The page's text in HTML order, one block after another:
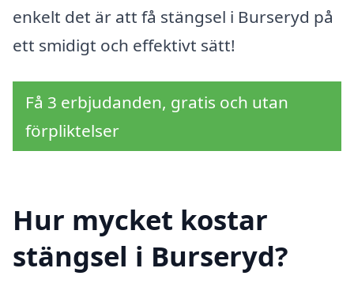
enkelt det är att få stängsel i Burseryd på
ett smidigt och effektivt sätt!
Få 3 erbjudanden, gratis och utan
förpliktelser
Hur mycket kostar
stängsel i Burseryd?